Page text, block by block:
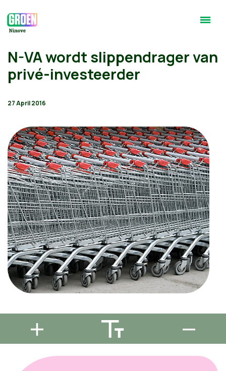
N-VA wordt slippendrager van
privé-investeerder
27 April 2016